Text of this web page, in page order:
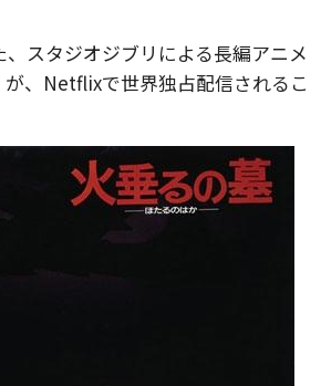
スタジオジブリによる長編アニメ
、Netflixで世界独占配信されるこ